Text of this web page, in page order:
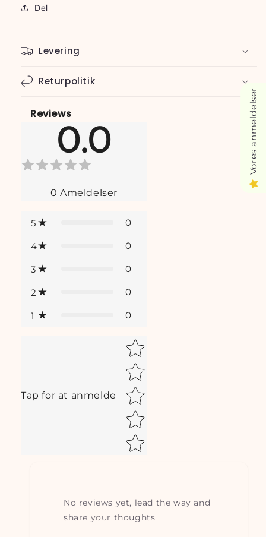
Del
Levering
Returpolitik
Reviews
0.0
0 Ameldelser
5 0
4 0
3 0
2 0
1 0
Tap for at anmelde
Star rating
No reviews yet, lead the way and
share your thoughts
Vores anmeldelser